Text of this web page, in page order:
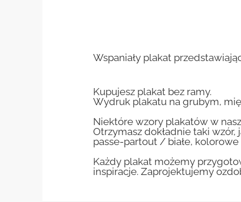
Wspaniały plakat
Kupujesz plakat bez ramy.
Wydruk plakatu na grubym,
Niektóre wzory plakatów w
Otrzymasz dokładnie taki
passe-partout / białe,
Każdy plakat możemy
inspiracje. Zaprojektujemy